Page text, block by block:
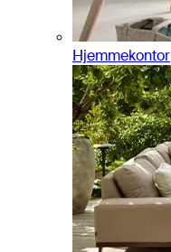
Hjemmekontor